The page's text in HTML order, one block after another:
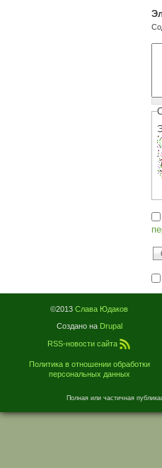
©2013 Слава Юдаков
Создано на Drupal
RSS-новости сайта
Политика в отношении обработки
персональных данных
Полная или частичная